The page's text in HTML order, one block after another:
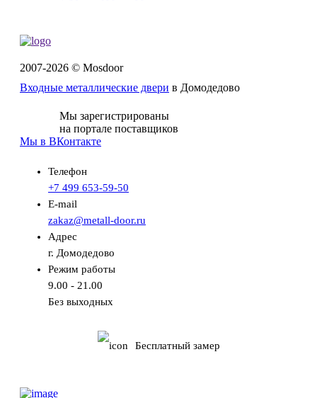
2007-2026 © Mosdoor
Входные металлические двери в Домодедово
Мы зарегистрированы
на портале поставщиков
Мы в ВКонтакте
Телефон
+7 499 653-59-50
E-mail
zakaz@metall-door.ru
Адрес
г. Домодедово
Режим работы
9.00 - 21.00
Без выходных
Бесплатный замер